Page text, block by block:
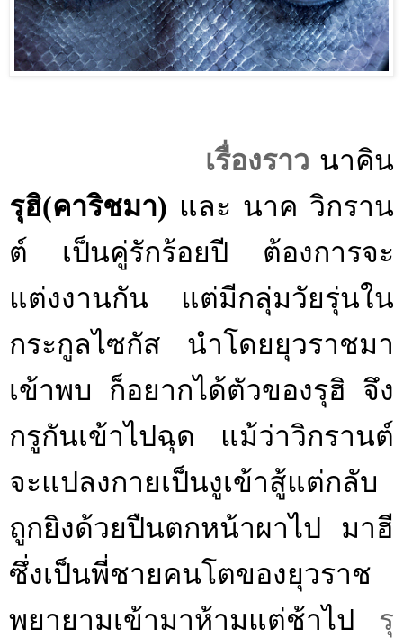
เรื่องราว นาคิน
รุฮิ(คาริชมา) และ นาค วิกราน
ต์ เป็นคู่รักร้อยปี ต้องการจะ
แต่งงานกัน แต่มีกลุ่มวัยรุ่นใน
กระกูลไซกัส นำโดยยุวราชมา
เข้าพบ ก็อยากได้ตัวของรุฮิ จึง
กรูกันเข้าไปฉุด แม้ว่าวิกรานต์
จะแปลงกายเป็นงูเข้าสู้แต่กลับ
ถูกยิงด้วยปืนตกหน้าผาไป มาฮี
ซึ่งเป็นพี่ชายคนโตของยุวราช
พยายามเข้ามาห้ามแต่ช้าไป รุ